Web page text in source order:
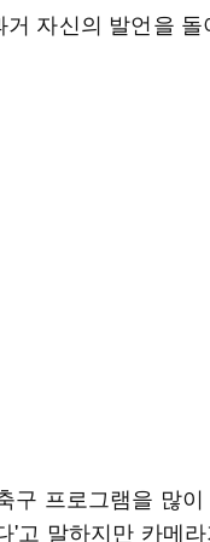
거 자신의 발언을
구 프로그램을 많
'고 말하지만 카메